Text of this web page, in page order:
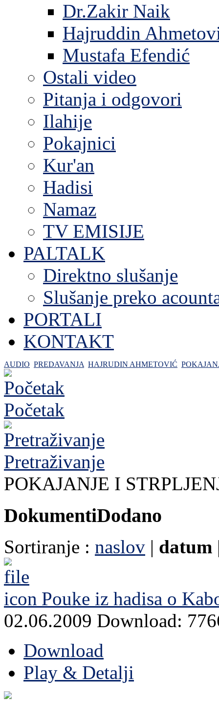
Dr.Zakir Naik
Hajruddin
Mustafa Efendić
Ostali video
Pitanja i odgovori
Ilahije
Pokajnici
Kur'an
Hadisi
Namaz
TV EMISIJE
PALTALK
Direktno slušanje
Slušanje preko
PORTALI
KONTAKT
AUDIO PREDAVANJA HAJRUDIN AHMETOVIĆ
Početak
Pretraživanje
POKAJANJE I
DokumentiDodano
Sortiranje : naslov | datum
Pouke iz hadisa o
02.06.2009 Download:
Download
Play & Detalji